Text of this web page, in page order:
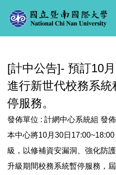
到
容
區
[計中公告]- 預訂10
進行新世代校務系
停服務。
發佈單位 : 計網中心系統組 發
本中心將10月30日
級，以修補資安漏洞、強化防護
升級期間校務系統暫停服務，